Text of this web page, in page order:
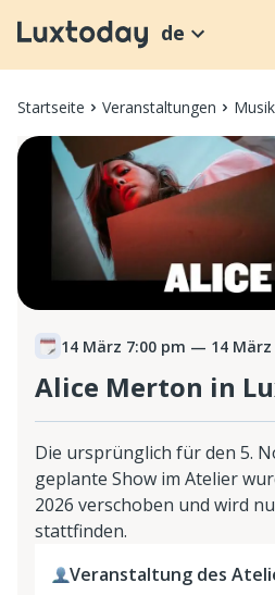
de
Startseite Veranstaltungen
14 März 7:00 pm — 14 März
Alice Merton in
Die ursprünglich für den 5.
geplante Show im Atelier
2026 verschoben und wird
stattfinden.
Veranstaltung des